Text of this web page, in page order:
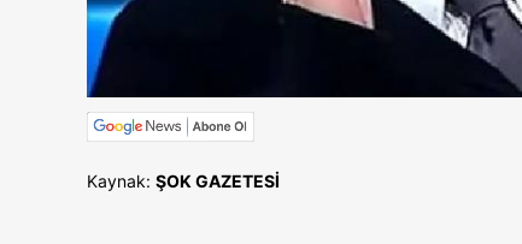
Kaynak: ŞOK GAZETESİ